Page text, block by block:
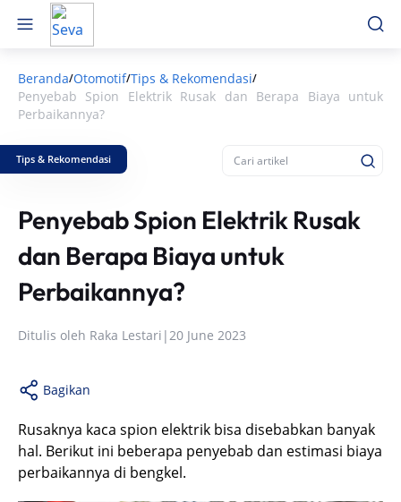
Beranda/Otomotif/Tips & Rekomendasi/
Penyebab Spion Elektrik Rusak dan Berapa Biaya untuk
Perbaikannya?
Tips & Rekomendasi
Penyebab Spion Elektrik Rusak
dan Berapa Biaya untuk
Perbaikannya?
Ditulis oleh Raka Lestari |20 June 2023
Bagikan
Rusaknya kaca spion elektrik bisa disebabkan banyak
hal. Berikut ini beberapa penyebab dan estimasi biaya
perbaikannya di bengkel.